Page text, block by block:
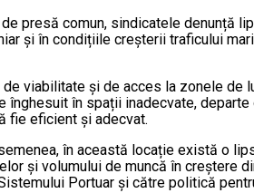
presă comun, sindicatele denunță
și în condițiile creșterii traficului
viabilitate și de acces la zonele de
înghesuit în spații inadecvate,
fie eficient și adecvat.
în această locație există o
și volumului de muncă în creștere
Portuar și către politică